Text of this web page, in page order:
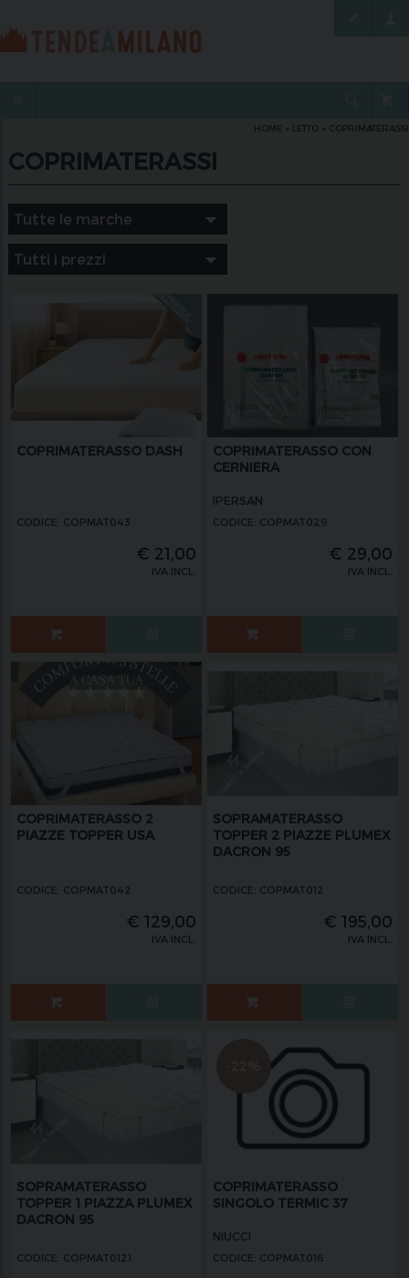
HOME LETTO COPRIMATERASSI
COPRIMATERASSI
COPRIMATERASSO DASH
CODICE: COPMAT043
€ 21,00
IVA INCL.
COPRIMATERASSO CON
CERNIERA
IPERSAN
CODICE: COPMAT029
€ 29,00
IVA INCL.
COPRIMATERASSO 2
PIAZZE TOPPER USA
CODICE: COPMAT042
€ 129,00
IVA INCL.
SOPRAMATERASSO
TOPPER 2 PIAZZE PLUMEX
DACRON 95
CODICE: COPMAT012
€ 195,00
IVA INCL.
SOPRAMATERASSO
TOPPER 1 PIAZZA PLUMEX
DACRON 95
CODICE: COPMAT0121
COPRIMATERASSO
SINGOLO TERMIC 37
NIUCCI
CODICE: COPMAT016